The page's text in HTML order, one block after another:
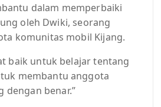
dalam memperbaiki
oleh Dwiki, seorang
komunitas mobil Kijang.
baik untuk belajar tentang
membantu anggota
benar.”